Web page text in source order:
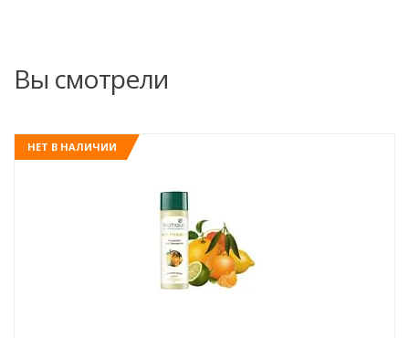
Вы смотрели
НЕТ В НАЛИЧИИ